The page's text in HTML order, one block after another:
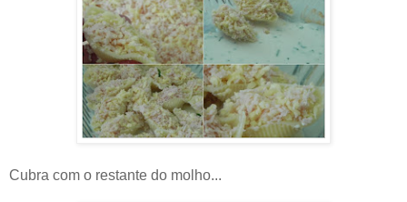
Cubra com o restante do molho...